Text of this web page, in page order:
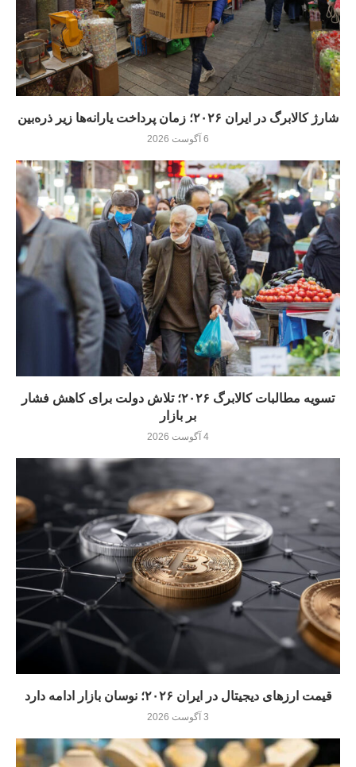
شارژ کالابرگ در ایران ۲۰۲۶؛ زمان پرداخت یارانه‌ها زیر ذره‌بین
6 آگوست 2026
تسویه مطالبات کالابرگ ۲۰۲۶؛ تلاش دولت برای کاهش فشار
بر بازار
4 آگوست 2026
قیمت ارزهای دیجیتال در ایران ۲۰۲۶؛ نوسان بازار ادامه دارد
3 آگوست 2026